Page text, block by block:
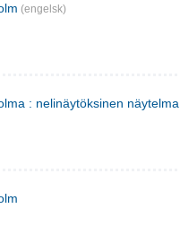
(engelsk)
: nelinäytöksinen näytelma